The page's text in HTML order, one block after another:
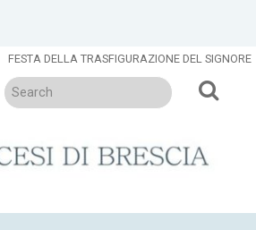
FESTA DELLA TRASFIGURAZIONE DEL SIGNORE